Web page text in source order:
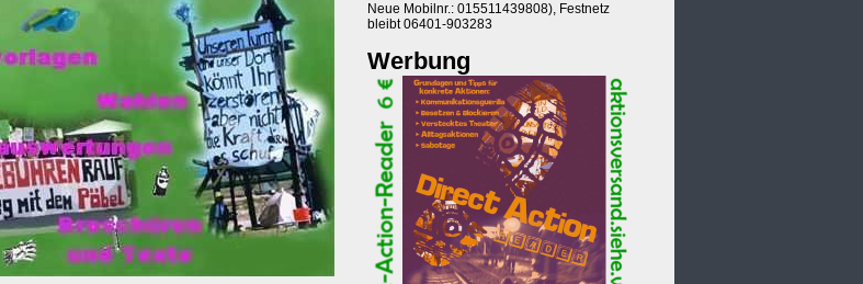
Neue Mobilnr.: 015511439808), Festnetz
bleibt 06401-903283
Werbung